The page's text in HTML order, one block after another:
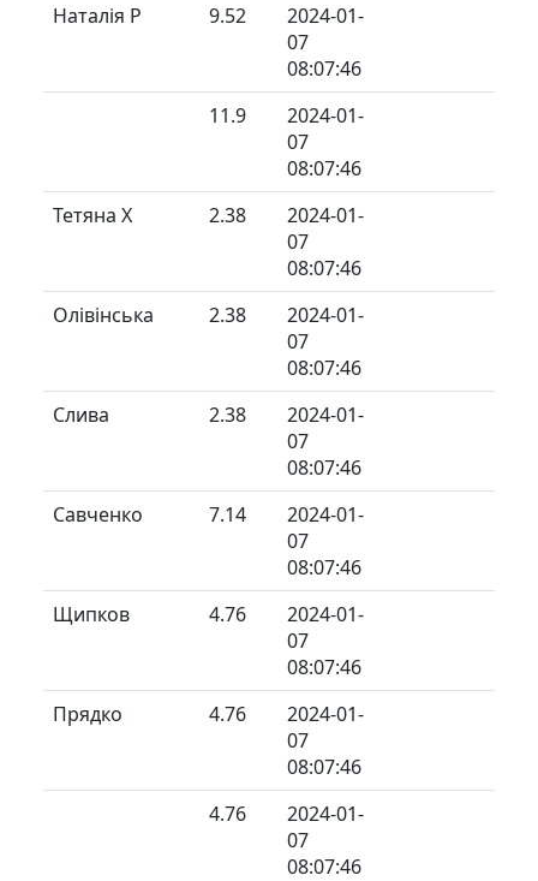
Наталія Р
9.52
2024-01-
07
08:07:46
11.9
2024-01-
07
08:07:46
Тетяна Х
2.38
2024-01-
07
08:07:46
Олівінська
2.38
2024-01-
07
08:07:46
Слива
2.38
2024-01-
07
08:07:46
Савченко
7.14
2024-01-
07
08:07:46
Щипков
4.76
2024-01-
07
08:07:46
Прядко
4.76
2024-01-
07
08:07:46
4.76
2024-01-
07
08:07:46